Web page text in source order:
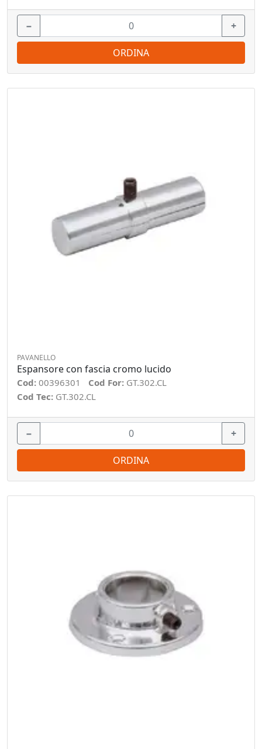
− +
ORDINA
PAVANELLO
Espansore con fascia cromo lucido
Cod: 00396301 Cod For: GT.302.CL
Cod Tec: GT.302.CL
− +
ORDINA